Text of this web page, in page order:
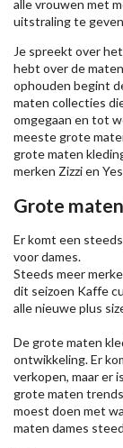
alle vrouwen met
uitstraling te geven
Je spreekt over
hebt over de
ophouden begint
maten collecties
omgegaan en tot
meeste grote
grote maten
merken Zizzien
Grote
Er komt een
voor dames.
Steeds meer
dit seizoen Kaffe
alle nieuweplus
De grote maten
ontwikkeling. Er
verkopen, maar er
grote maten
moest doen met
maten dames